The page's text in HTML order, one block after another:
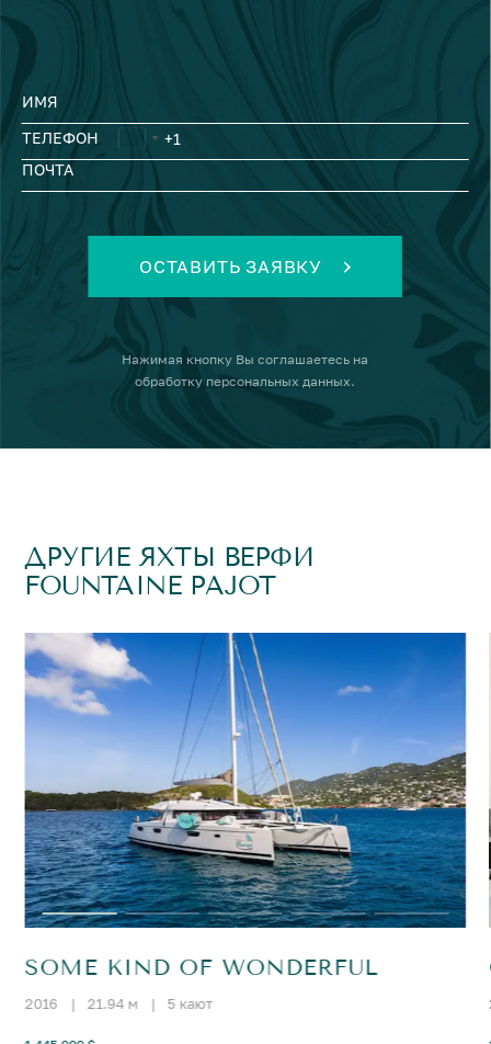
ИМЯ
ТЕЛЕФОН
ПОЧТА
ОСТАВИТЬ ЗАЯВКУ
Нажимая кнопку Вы соглашаетесь на
обработку персональных данных.
ДРУГИЕ ЯХТЫ ВЕРФИ
FOUNTAINE PAJOT
SOME KIND OF WONDERFUL
2016 | 21.94 м | 5 кают